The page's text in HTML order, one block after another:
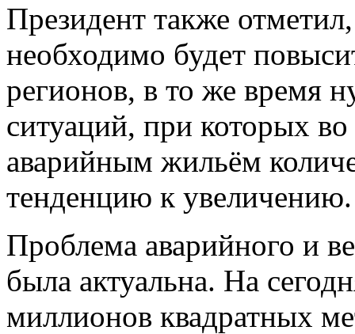
Президент также
необходимо будет
регионов, в то же время
ситуаций, при которых
аварийным жильём
тенденцию к увеличению.
Проблема аварийного и
была актуальна. На
миллионов квадратных